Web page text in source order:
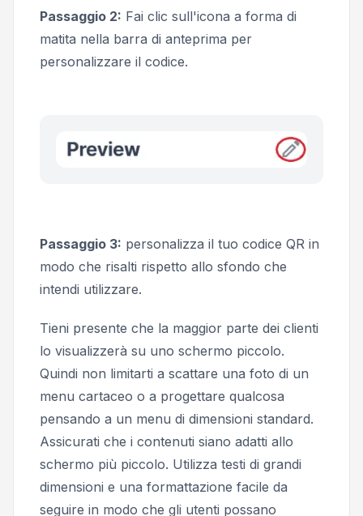
Passaggio 2: Fai clic sull'icona a forma di
matita nella barra di anteprima per
personalizzare il codice.
Passaggio 3: personalizza il tuo codice QR in
modo che risalti rispetto allo sfondo che
intendi utilizzare.
Tieni presente che la maggior parte dei clienti
lo visualizzerà su uno schermo piccolo.
Quindi non limitarti a scattare una foto di un
menu cartaceo o a progettare qualcosa
pensando a un menu di dimensioni standard.
Assicurati che i contenuti siano adatti allo
schermo più piccolo. Utilizza testi di grandi
dimensioni e una formattazione facile da
seguire in modo che gli utenti possano